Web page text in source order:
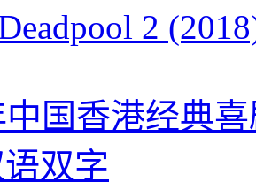
2
中国香港经典
双字